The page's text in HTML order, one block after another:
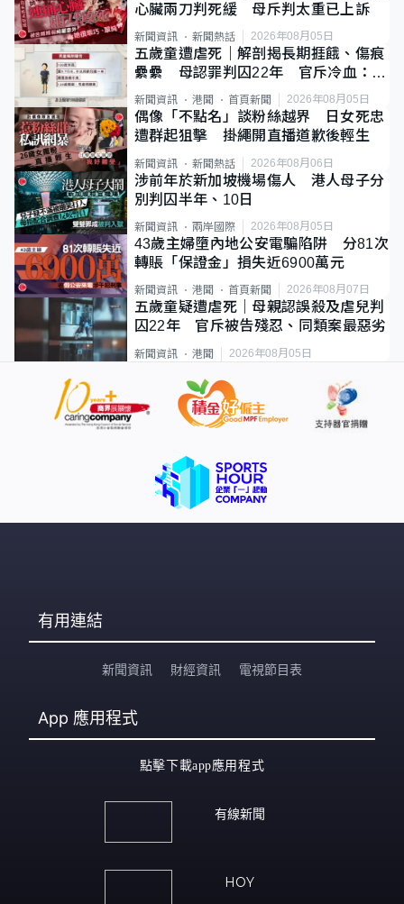
心臟兩刀判死緩 母斥判太重已上訴
新聞資訊 新聞熱話 2026年08月05日
五歲童遭虐死｜解剖揭長期捱餓、傷痕
纍纍 母認罪判囚22年 官斥冷血：同
類案最惡劣
新聞資訊 港聞 首頁新聞 2026年08月05日
偶像「不點名」談粉絲越界 日女死忠
遭群起狙擊 掛繩開直播道歉後輕生
新聞資訊 新聞熱話 2026年08月06日
涉前年於新加坡機場傷人 港人母子分
別判囚半年、10日
新聞資訊 兩岸國際 2026年08月05日
43歲主婦墮內地公安電騙陷阱 分81次
轉賬「保證金」損失近6900萬元
新聞資訊 港聞 首頁新聞 2026年08月07日
五歲童疑遭虐死｜母親認誤殺及虐兒判
囚22年 官斥被告殘忍、同類案最惡劣
新聞資訊 港聞 2026年08月05日
有用連結
新聞資訊 財經資訊 電視節目表
App 應用程式
點擊下載app應用程式
有線新聞
HOY